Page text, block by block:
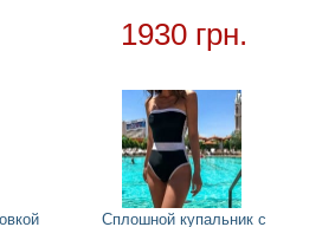
и боди
для девочки
для мальчика
1930 грн.
Сплошной купальник с